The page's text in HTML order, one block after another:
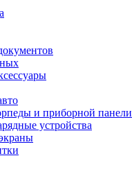
и приборной панели
устройства